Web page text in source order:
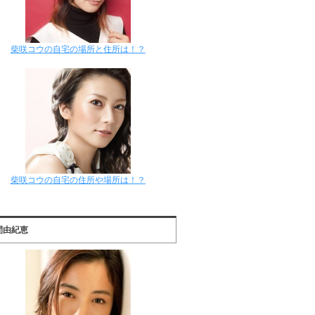
柴咲コウの自宅の場所と住所は！？
柴咲コウの自宅の住所や場所は！？
由紀恵